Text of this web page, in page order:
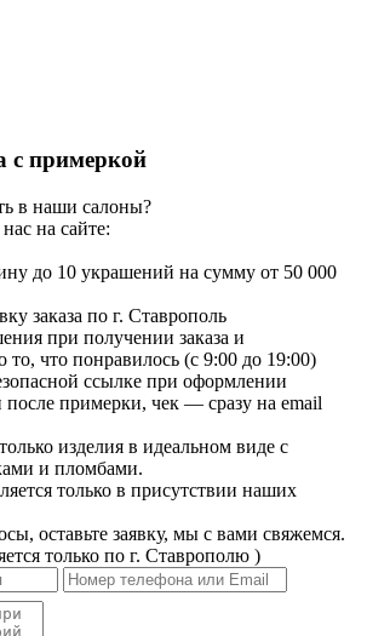
с примеркой
в наши салоны?
на сайте:
до 10 украшений на сумму от 50 000
заказа по г. Ставрополь
при получении заказа и
то, что понравилось (с 9:00 до 19:00)
ссылке при оформлении
после примерки, чек — сразу на email
изделия в идеальном виде с
и пломбами.
только в присутствии наших
оставьте заявку, мы с вами свяжемся.
только по г. Ставрополю )